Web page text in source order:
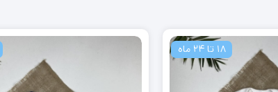
18 تا 24 ماه